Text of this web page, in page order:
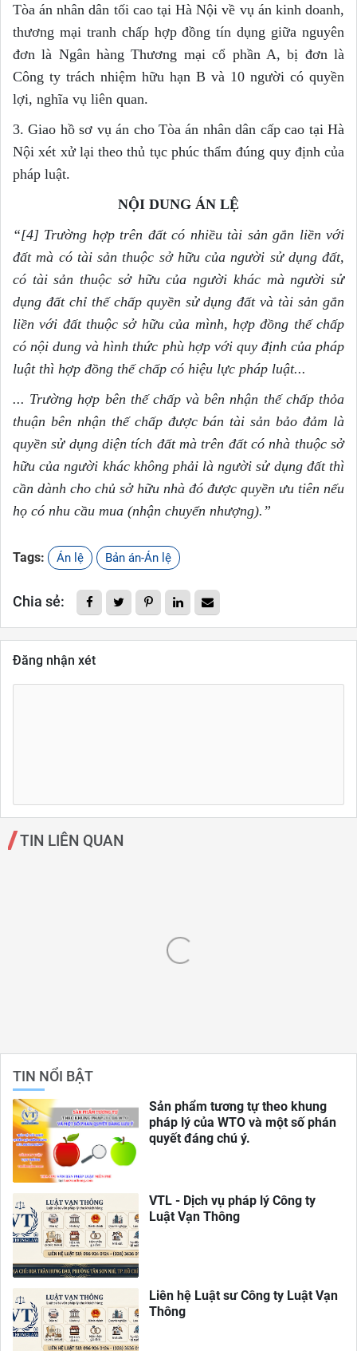
Tòa án nhân dân tối cao tại Hà Nội về vụ án kinh doanh,
thương mại tranh chấp hợp đồng tín dụng giữa nguyên
đơn là Ngân hàng Thương mại cổ phần A, bị đơn là
Công ty trách nhiệm hữu hạn B và 10 người có quyền
lợi, nghĩa vụ liên quan.
3. Giao hồ sơ vụ án cho Tòa án nhân dân cấp cao tại Hà
Nội xét xử lại theo thủ tục phúc thẩm đúng quy định của
pháp luật.
NỘI DUNG ÁN LỆ
“[4] Trường hợp trên đất có nhiều tài sản gắn liền với
đất mà có tài sản thuộc sở hữu của người sử dụng đất,
có tài sản thuộc sở hữucủa người khác mà người sử
dụng đất chỉ thế chấp quyền sử dụng đất và tài sản gắn
liền với đất thuộc sở hữu của mình, hợp đồng thế chấp
có nội dung và hình thức phù hợp với quy định của pháp
luật thì hợp đồng thế chấp có hiệu lực pháp luật...
... Trường hợp bên thế chấp và bên nhận thế chấp thỏa
thuận bên nhận thếchấp được bán tài sản bảo đảm là
quyền sử dụng diện tích đất mà trên đất có nhà thuộc sở
hữu của người khác không phải là người sử dụng đất thì
cần dành cho chủ sở hữu nhà đó được quyền ưu tiên nếu
họ có nhu cầu mua (nhận chuyển nhượng).”
Tags: Án lệ Bản án-Án lệ
Chia sẻ:
Đăng nhận xét
TIN LIÊN QUAN
TIN NỔI BẬT
Sản phẩm tương tự theo khung
pháp lý của WTO và một số phán
quyết đáng chú ý.
VTL - Dịch vụ pháp lý Công ty
Luật Vạn Thông
Liên hệ Luật sư Công ty Luật Vạn
Thông